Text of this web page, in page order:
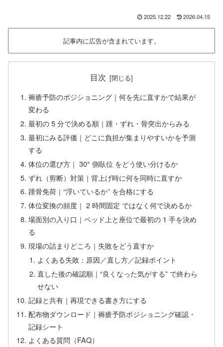
2025.12.22 2026.04.15
記事内に広告が含まれています。
目次
褥瘡予防のポジショニング｜何を先に直すかで結果が
変わる
最初の 5 分で決める順｜踵・ずれ・骨突出からみる
最初にみる評価｜どこに負担が集まりやすいかを予測
する
体位の選び方｜ 30° 側臥位 をどう使い分けるか
ずれ（剪断）対策｜背上げ時に何を同時に直すか
踵骨免荷｜“浮いているか” を合格にする
体位変換の頻度｜ 2 時間固定 ではなく何で決めるか
場面別の入り口｜ベッド上と座位で最初の 1 手を決め
る
現場の詰まりどころ｜失敗をどう直すか
よくある失敗：原因／直し方／記録ポイント
直した後の確認順｜“良くなった気がする” で終わら
せない
記録と共有｜再現できる書き方にする
配布物ダウンロード｜褥瘡予防ポジショニング確認・
記録シート
よくある質問（FAQ）